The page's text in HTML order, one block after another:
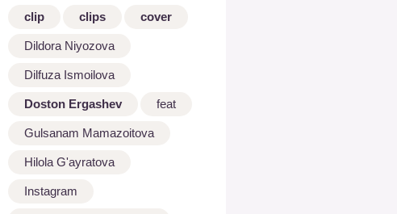
clip clips cover
Dildora Niyozova
Dilfuza Ismoilova
Doston Ergashev feat
Gulsanam Mamazoitova
Hilola G'ayratova
Instagram